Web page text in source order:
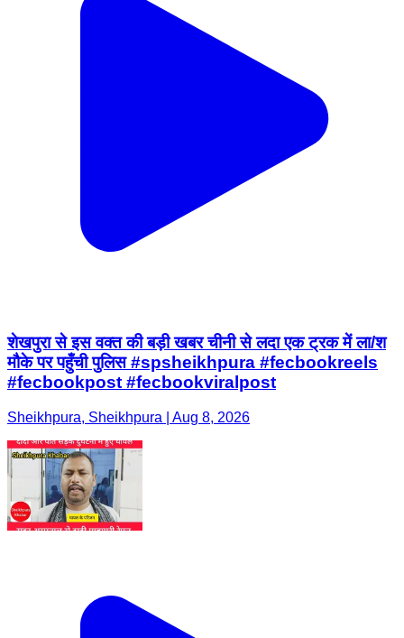
शेखपुरा से इस वक्त की बड़ी खबर चीनी से लदा एक ट्रक में ला/श
मौके पर पहुँची पुलिस #spsheikhpura #fecbookreels
#fecbookpost #fecbookviralpost
Sheikhpura, Sheikhpura | Aug 8, 2026